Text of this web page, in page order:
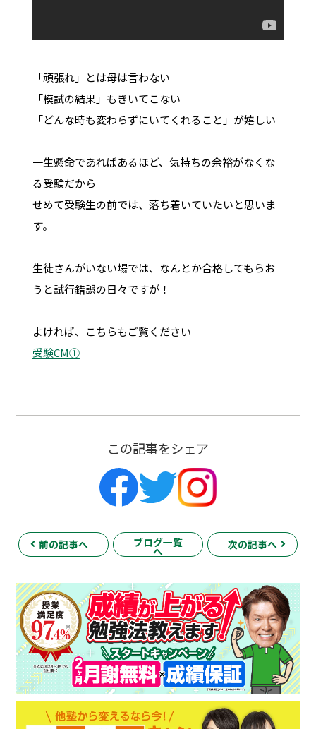
「頑張れ」とは母は言わない
「模試の結果」もきいてこない
「どんな時も変わらずにいてくれること」が嬉しい
一生懸命であればあるほど、気持ちの余裕がなくな
る受験だから
せめて受験生の前では、落ち着いていたいと思いま
す。
生徒さんがいない場では、なんとか合格してもらお
うと試行錯誤の日々ですが！
よければ、こちらもご覧ください
受験CM①
この記事をシェア
前の記事へ ブログ一覧
へ
次の記事へ